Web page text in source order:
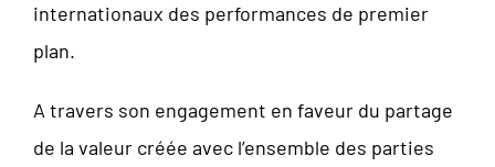
internationaux des performances de premier
plan.
A travers son engagement en faveur du partage
de la valeur créée avec l’ensemble des parties